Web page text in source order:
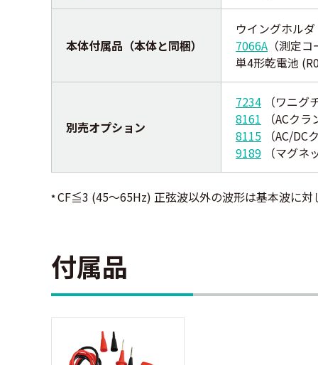
本体付属品（本体と同梱）
ウイングホルダ
7066A （測定
単4形乾電池
別売オプション
7234 （ワニグ
8161 （ACク
8115 （AC/DC
9189 （マグネ
*CF≦3 (45～65Hz) 正弦波以外の波形は基本波に
付属品